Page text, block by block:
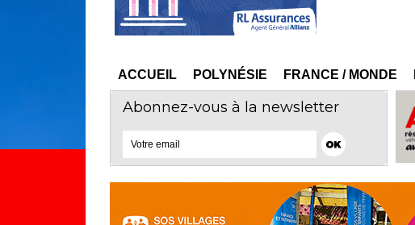
ACCUEIL POLYNÉSIE FRANCE / MONDE
Abonnez-vous à la newsletter